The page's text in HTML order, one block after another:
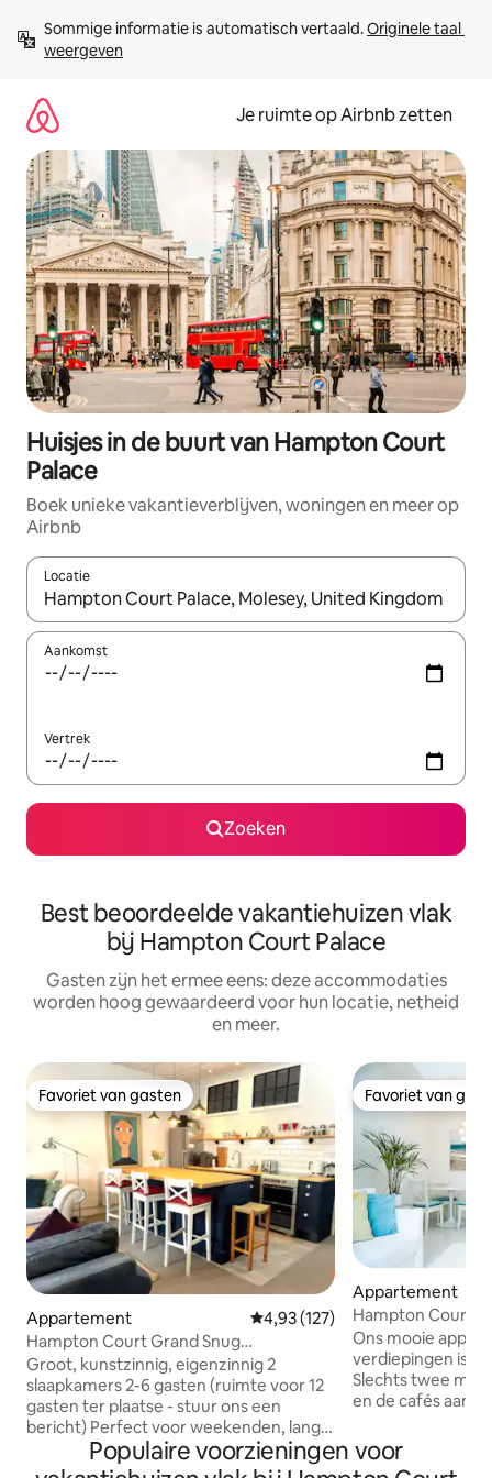
direct
naar
Sommige informatie is automatisch vertaald. Originele taal
weergeven
Je ruimte op Airbnb zetten
Huisjes in de buurt van Hampton Court
Palace
Boek unieke vakantieverblijven, woningen en meer op
Airbnb
Locatie
Wanneer er suggesties beschikbaar zijn, maak je een keuze
Aankomst
Vertrek
Zoeken
Best beoordeelde vakantiehuizen vlak
bij Hampton Court Palace
Gasten zijn het ermee eens: deze accommodaties
worden hoog gewaardeerd voor hun locatie, netheid
en meer.
Favoriet van gasten
Favoriet van gasten
Appartement Gemiddelde beoordeling van
4,93 (127)
Hampton Court Grand Snug
Slaapplaatsen 2-6 Wandeling naar Paleis
Groot, kunstzinnig, eigenzinnig 2
slaapkamers 2-6 gasten (ruimte voor 12
gasten ter plaatse - stuur ons een
bericht) Perfect voor weekenden, lang
verblijf en werken op afstand. Volledige
keuken, wasmachine/droger, EV-lading,
Favoriet van
Favoriet van
Appartement
Hampton Court
Ons mooie
verdiepingen is
Slechts twee
en de cafés aan
eigen badkamer,
maximaal 4
Populaire voorzieningen voor